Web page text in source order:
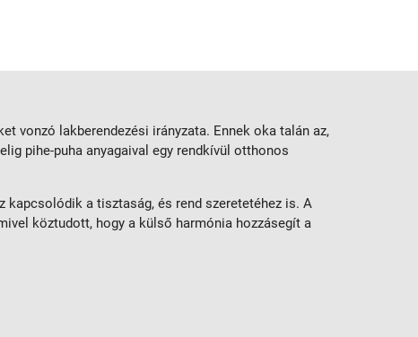
vonzó lakberendezési irányzata. Ennek oka talán az,
pihe-puha anyagaival egy rendkívül otthonos
a tisztaság, és rend szeretetéhez is. A
köztudott, hogy a külső harmónia hozzásegít a